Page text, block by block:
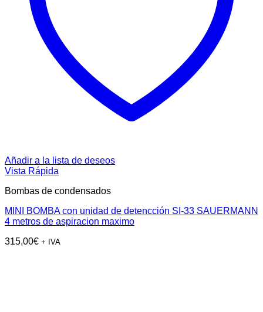
Añadir a la lista de deseos
Vista Rápida
Bombas de condensados
MINI BOMBA con unidad de detencción SI-33 SAUERMANN
4 metros de aspiracion maximo
315,00€ + IVA